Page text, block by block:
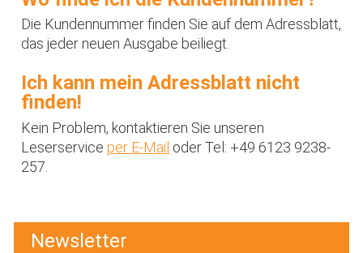
Die Kundennummer finden Sie auf dem Adressblatt,
das jeder neuen Ausgabe beiliegt.
Ich kann mein Adressblatt nicht
finden!
Kein Problem, kontaktieren Sie unseren
Leserserviceper E-Mail oder Tel: +49 6123 9238-
257.
Newsletter